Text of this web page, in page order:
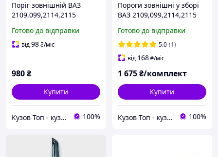
Поріг зовнішній ВАЗ
2109,099,2114,2115
Готово до відправки
від98₴/міс
980₴
Купити
Кузов Топ - кузовні запчастини, які стають як рідні 100%
Пороги зовнішні у зборі
ВАЗ 2109,099,2114,2115
Україна
Готово до відправки
5.0 (1)
від 168₴/міс
1 675₴/комплект
Купити
Кузов Топ - кузовні запчастини, які стають як рідні 100%